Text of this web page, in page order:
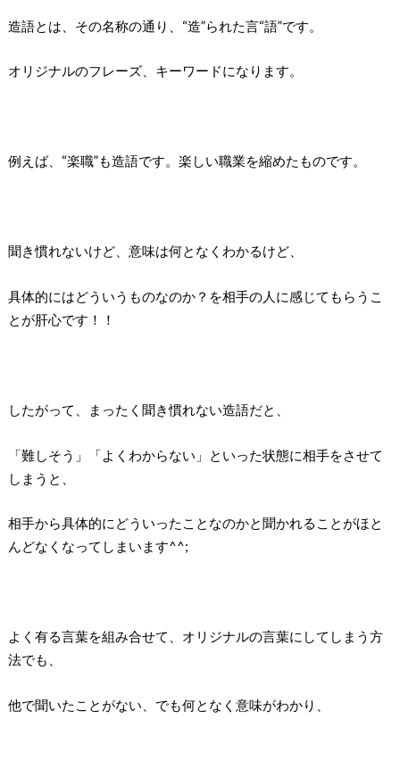
造語とは、その名称の通り、“造”られた言“語”です。
オリジナルのフレーズ、キーワードになります。
例えば、“楽職”も造語です。楽しい職業を縮めたものです。
聞き慣れないけど、意味は何となくわかるけど、
具体的にはどういうものなのか？を相手の人に感じてもらうこ
とが肝心です！！
したがって、まったく聞き慣れない造語だと、
「難しそう」「よくわからない」といった状態に相手をさせて
しまうと、
相手から具体的にどういったことなのかと聞かれることがほと
んどなくなってしまいます^^;
よく有る言葉を組み合せて、オリジナルの言葉にしてしまう方
法でも、
他で聞いたことがない、でも何となく意味がわかり、